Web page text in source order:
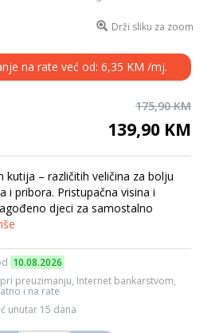
Drži sliku za zoom
na rate već od: 6,35 KM /mj.
175,90 KM
139,90 KM
kutija – različitih veličina za bolju
i pribora. Pristupačna visina i
djeci za samostalno
10.08.2026
preuzimanju, Internet bankarstvom,
i na rate
unutar 15 dana